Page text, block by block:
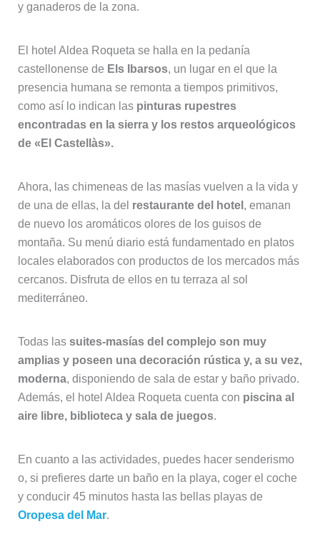
y ganaderos de la zona.
El hotel Aldea Roqueta se halla en la pedanía
castellonense de Els Ibarsos, un lugar en el que la
presencia humana se remonta a tiempos primitivos,
como así lo indican las pinturas rupestres
encontradas en la sierra y los restos arqueológicos
de «El Castellàs».
Ahora, las chimeneas de las masías vuelven a la vida y
de una de ellas, la del restaurante del hotel , emanan
de nuevo los aromáticos olores de los guisos de
montaña. Su menú diario está fundamentado en platos
locales elaborados con productos de los mercados más
cercanos. Disfruta de ellos en tu terraza al sol
mediterráneo.
Todas lassuites-masías del complejo son muy
amplias y poseen una decoración rústica y, a su vez,
moderna, disponiendo de sala de estar y baño privado.
Además, el hotel Aldea Roqueta cuenta con piscina al
aire libre, biblioteca y sala de juegos.
En cuanto a las actividades, puedes hacer senderismo
o, si prefieres darte un baño en la playa, coger el coche
y conducir 45 minutos hasta las bellas playas de
Oropesa del Mar.